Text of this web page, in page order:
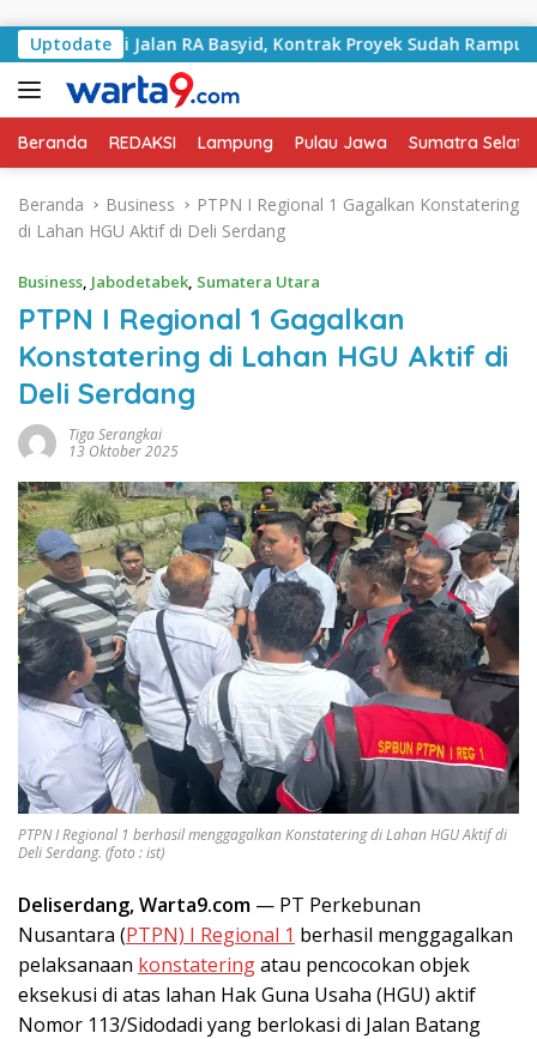
Uptodate
Jalan RA Basyid, Kontrak Proyek Sudah Rampung
Beranda REDAKSI Lampung Pulau Jawa Sumatra
Beranda Business
PTPN I Regional 1 Gagalkan Konstatering
di Lahan HGU Aktif di Deli Serdang
Business, Jabodetabek, Sumatera Utara
PTPN I Regional 1 Gagalkan
Konstatering di Lahan HGU Aktif di
Deli Serdang
Tiga Serangkai
13 Oktober 2025
PTPN I Regional 1 berhasil menggagalkan Konstatering di Lahan HGU Aktif di
Deli Serdang. (foto : ist)
Deliserdang, Warta9.com — PT Perkebunan
Nusantara (PTPN) I Regional 1 berhasil menggagalkan
pelaksanaan konstateringatau pencocokan objek
eksekusi di atas lahan Hak Guna Usaha (HGU) aktif
Nomor 113/Sidodadi yang berlokasi di Jalan Batang